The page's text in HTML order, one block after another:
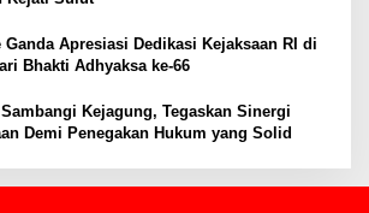
Ganda Apresiasi Dedikasi Kejaksaan RI di
Bhakti Adhyaksa ke-66
Kejagung, Tegaskan Sinergi
Demi Penegakan Hukum yang Solid